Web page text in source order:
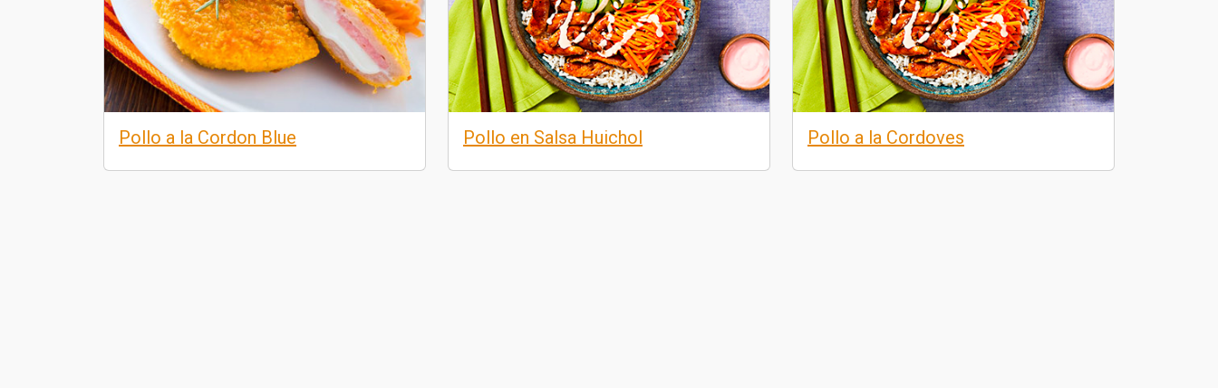
Pollo a la Cordon Blue Pollo en Salsa Huichol Pollo a la Cordoves